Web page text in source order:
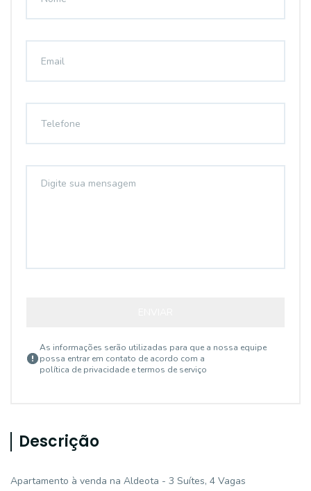
As informações serão utilizadas para que a nossa equipe
possa entrar em contato de acordo com a
política de privacidade e termos de serviço
Descrição
Apartamento à venda na Aldeota - 3 Suítes, 4 Vagas